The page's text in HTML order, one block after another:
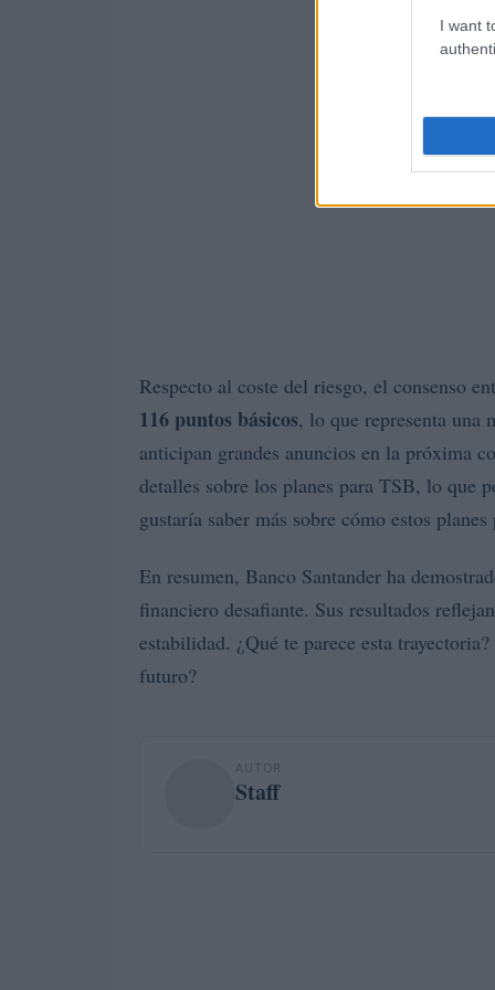
I want
Respecto al coste del riesgo, el consenso
116 puntos básicos, lo que representa una
anticipan grandes anuncios en la próxima
detalles sobre los planes para TSB, lo que
gustaría saber más sobre cómo estos
En resumen, Banco Santander ha
financiero desafiante. Sus resultados
estabilidad. ¿Qué te parece esta
futuro?
AUTOR
Staff